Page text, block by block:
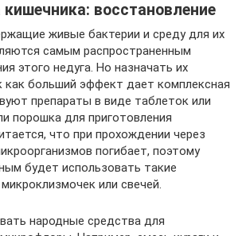
восстановление
живые бактерии и среду для их
самым распространенным
этого недуга. Но назначать их
как больший эффект дает комплексная
препараты в виде таблеток или
порошка для приготовления
что при прохождении через
погибает, поэтому
будет использовать такие
или свечей.
народные средства для